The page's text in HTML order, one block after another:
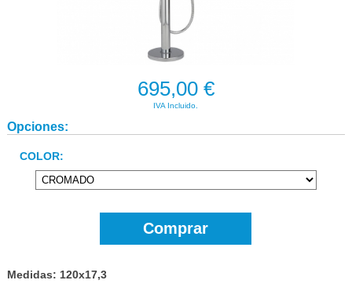
695,00 €
IVA Incluido.
Opciones:
COLOR:
Comprar
Medidas: 120x17,3